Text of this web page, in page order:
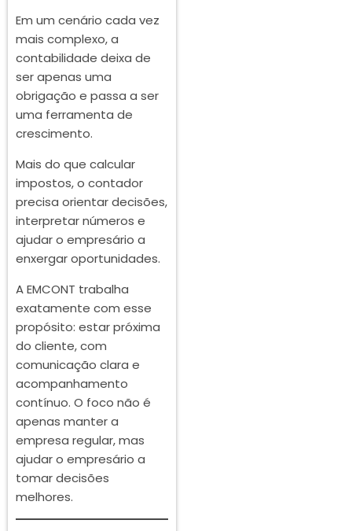
Em um cenário cada vez
mais complexo, a
contabilidade deixa de
ser apenas uma
obrigação e passa a ser
uma ferramenta de
crescimento.
Mais do que calcular
impostos, o contador
precisa orientar decisões,
interpretar números e
ajudar o empresário a
enxergar oportunidades.
A EMCONT trabalha
exatamente com esse
propósito: estar próxima
do cliente, com
comunicação clara e
acompanhamento
contínuo. O foco não é
apenas manter a
empresa regular, mas
ajudar o empresário a
tomar decisões
melhores.